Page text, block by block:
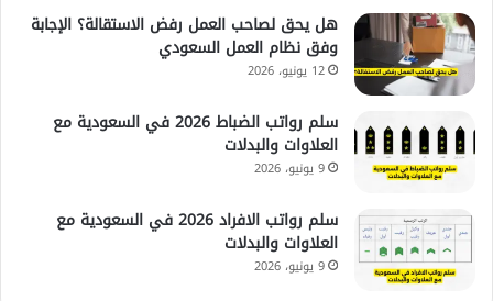
هل يحق لصاحب العمل رفض الاستقالة؟ الإجابة
وفق نظام العمل السعودي
12 يونيو، 2026
سلم رواتب الضباط 2026 في السعودية مع
العلاوات والبدلات
9 يونيو، 2026
سلم رواتب الافراد 2026 في السعودية مع
العلاوات والبدلات
9 يونيو، 2026